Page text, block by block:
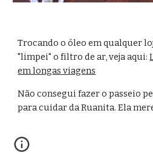
Trocando o óleo em qualquer
"limpei" o filtro de ar, veja aqui:
em longas viagens
Não consegui fazer o passeio
para cuidar da Ruanita. Ela